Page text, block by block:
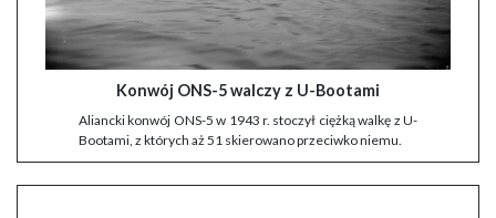
Konwój ONS-5 walczy z U-Bootami
Aliancki konwój ONS-5 w 1943 r. stoczył ciężką walkę z U-
Bootami, z których aż 51 skierowano przeciwko niemu.